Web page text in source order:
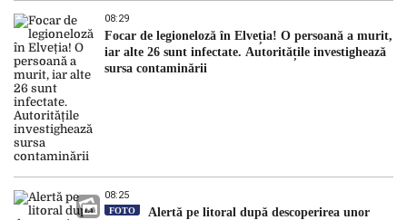
08:29
Focar de legioneloză în Elveția! O persoană a murit,
iar alte 26 sunt infectate. Autoritățile investighează
sursa contaminării
08:25
FOTO
Alertă pe litoral după descoperirea unor